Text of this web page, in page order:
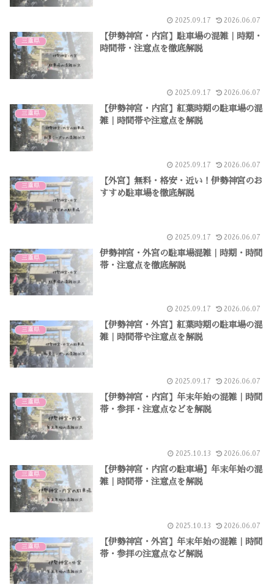
2025.09.17 2026.06.07
三重県
【伊勢神宮・内宮】駐車場の混雑｜時期・
時間帯・注意点を徹底解説
2025.09.17 2026.06.07
三重県
【伊勢神宮・内宮】紅葉時期の駐車場の混
雑｜時間帯や注意点を解説
2025.09.17 2026.06.07
三重県
【外宮】無料・格安・近い！伊勢神宮のお
すすめ駐車場を徹底解説
2025.09.17 2026.06.07
三重県
伊勢神宮・外宮の駐車場混雑｜時期・時間
帯・注意点を徹底解説
2025.09.17 2026.06.07
三重県
【伊勢神宮・外宮】紅葉時期の駐車場の混
雑｜時間帯や注意点を解説
2025.09.17 2026.06.07
三重県
【伊勢神宮・内宮】年末年始の混雑｜時間
帯・参拝・注意点などを解説
2025.10.13 2026.06.07
三重県
【伊勢神宮・内宮の駐車場】年末年始の混
雑｜時間帯・注意点を解説
2025.10.13 2026.06.07
三重県
【伊勢神宮・外宮】年末年始の混雑｜時間
帯・参拝の注意点など解説